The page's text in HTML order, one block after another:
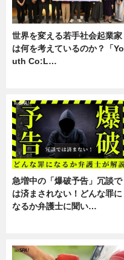
世界を変える若手社会起業家
は何を考えているのか？「Yo
uth Co:L…
急増中の「爆破予告」冗談で
は済まされない！どんな罪に
なるか弁護士に聞い…